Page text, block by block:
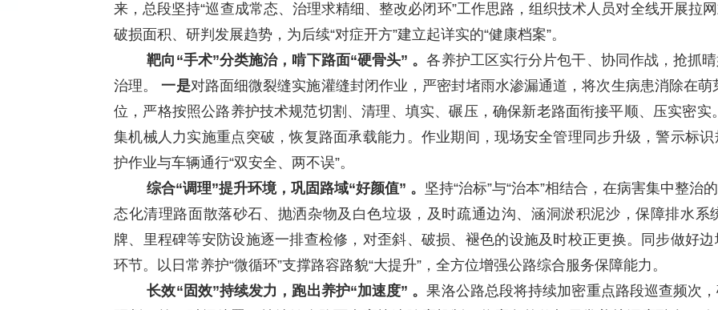
来，总段坚持“巡查成常态、治理求精细、整改必闭环”工作思路，组织技术人员对全线开展拉
破损面积、研判发展趋势，为后续“对症开方”建立起详实的“健康档案”。
靶向“手术”分类施治，啃下路面“硬骨头” 。各养护工区实行分片包干、协同作战，抢抓
治理。一是对路面细微裂缝实施灌缝封闭作业，严密封堵雨水渗漏通道，将次生病患消除在
位，严格按照公路养护技术规范切割、清理、填实、碾压，确保新老路面衔接平顺、压实密
集机械人力实施重点突破，恢复路面承载能力。作业期间，现场安全管理同步升级，警示标
护作业与车辆通行“双安全、两不误”。
综合“调理”提升环境，巩固路域“好颜值” 。 坚持“治标”与“治本”相结合，在病害集中整
态化清理路面散落砂石、抛洒杂物及白色垃圾，及时疏通边沟、涵洞淤积泥沙，保障排水
牌、里程碑等安防设施逐一排查检修，对歪斜、破损、褪色的设施及时校正更换。同步做好
环节。以日常养护“微循环”支撑路容路貌“大提升”，全方位增强公路综合服务保障能力。
长效“固效”持续发力，跑出养护“加速度” 。果洛公路总段将持续加密重点路段巡查频次